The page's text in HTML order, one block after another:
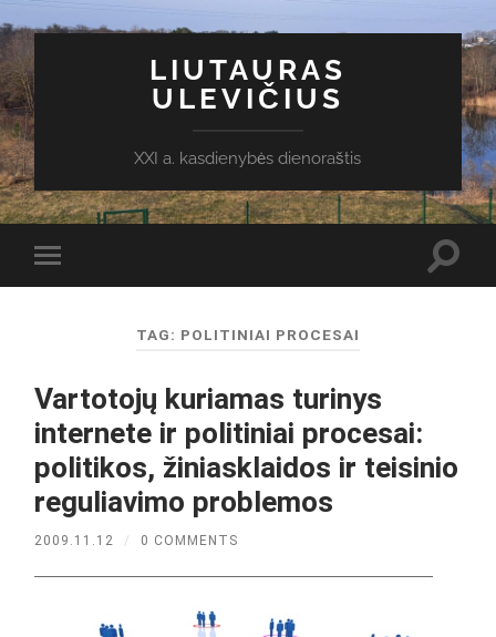
LIUTAURAS
ULEVIČIUS
XXI a. kasdienybės dienoraštis
Toggle
mobile
TAG: POLITINIAI PROCESAI
Vartotojų kuriamas turinys
internete ir politiniai procesai:
politikos, žiniasklaidos ir teisinio
reguliavimo problemos
2009.11.12 / 0 COMMENTS